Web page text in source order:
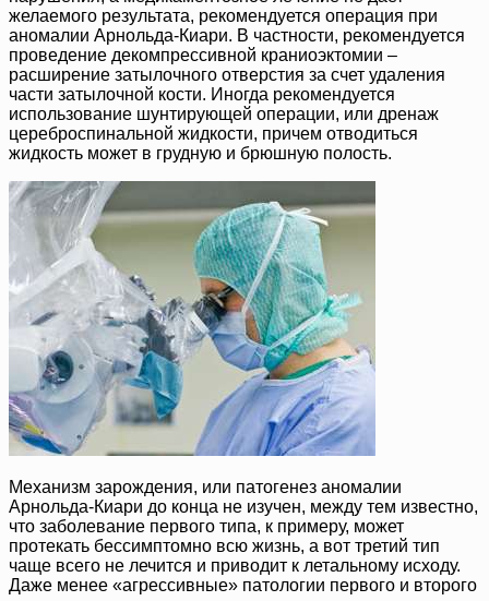
желаемого результата, рекомендуется операция при
аномалии Арнольда-Киари. В частности, рекомендуется
проведение декомпрессивной краниоэктомии –
расширение затылочного отверстия за счет удаления
части затылочной кости. Иногда рекомендуется
использование шунтирующей операции, или дренаж
цереброспинальной жидкости, причем отводиться
жидкость может в грудную и брюшную полость.
Механизм зарождения, или патогенез аномалии
Арнольда-Киари до конца не изучен, между тем известно,
что заболевание первого типа, к примеру, может
протекать бессимптомно всю жизнь, а вот третий тип
чаще всего не лечится и приводит к летальному исходу.
Даже менее «агрессивные» патологии первого и второго